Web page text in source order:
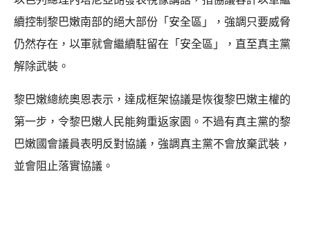
續控制黎巴嫩南部的絕大部份「安全區」，強調只要威脅
仍然存在，以軍就會繼續駐留在「安全區」，直至真主黨
解除武裝。
黎巴嫩總統奧恩表示，達成框架協議是恢復黎巴嫩主權的
第一步，令黎巴嫩人民能夠重返家園。不過有真主黨的黎
巴嫩國會議員表明反對協議，強調真主黨不會放棄武裝，
並會阻止落實協議。